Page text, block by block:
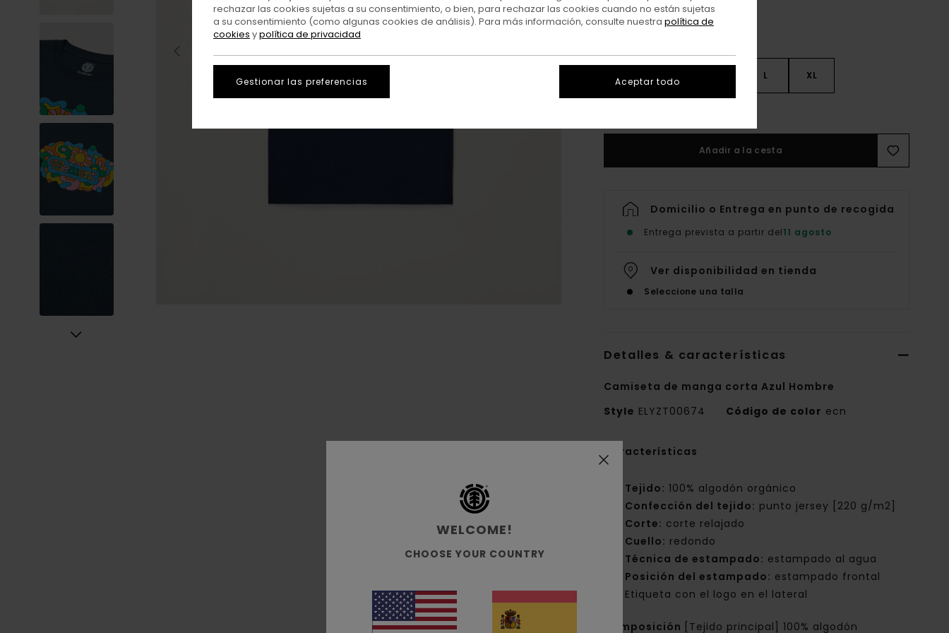
L XL
Añadir a la cesta
Domicilio o Entrega en punto de recogida
Entrega prevista a partir del11 agosto
Ver disponibilidad en tienda
Seleccione una talla
Detalles & características
Camiseta de manga corta Azul Hombre
Style ELYZT00674 Código de color ecn
Características
Tejido: 100% algodón orgánico
Confección del tejido: punto jersey [220 g/m2]
Corte: corte relajado
Cuello: redondo
Técnica de estampado: estampado al agua
Posición del estampado: estampado frontal
Etiqueta con el logo en el lateral
Composición
[Tejido principal] 100% algodón
WELCOME!
CHOOSE YOUR COUNTRY
rechazar las cookies sujetas a su consentimiento, o bien, para rechazar las cookies cuando no están sujetas
a su consentimiento (como algunas cookies de análisis). Para más información, consulte nuestra política de
cookies ypolítica de privacidad
Gestionar las preferencias Aceptar todo